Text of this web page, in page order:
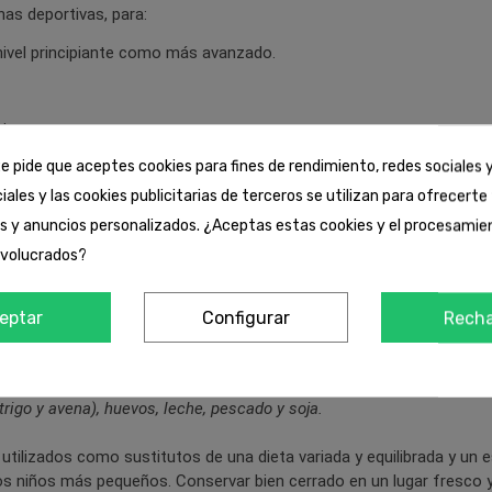
deportivas, para:
principiante como más avanzado.
Pre-Entrenamiento, junto a sustancias estimulantes o
la
creatina
y avena), huevos, leche, pescado y soja.
como sustitutos de una dieta variada y equilibrada y un
niños más pequeños. Conservar bien cerrado en un lugar fresco
pide que aceptes cookies para fines de rendimiento, redes sociales
y las cookies publicitarias de terceros se utilizan para
y anuncios personalizados. ¿Aceptas estas cookies y el
Configurar